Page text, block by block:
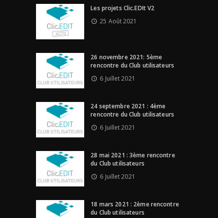
Les projets Clic.EDIt V2
25 Août 2021
26 novembre 2021: 5ème
rencontre du Club utilisateurs
6 Juillet 2021
24 septembre 2021 : 4ème
rencontre du Club utilisateurs
6 Juillet 2021
28 mai 2021 : 3ème rencontre
du Club utilisateurs
6 Juillet 2021
18 mars 2021 : 2ème rencontre
du Club utilisateurs